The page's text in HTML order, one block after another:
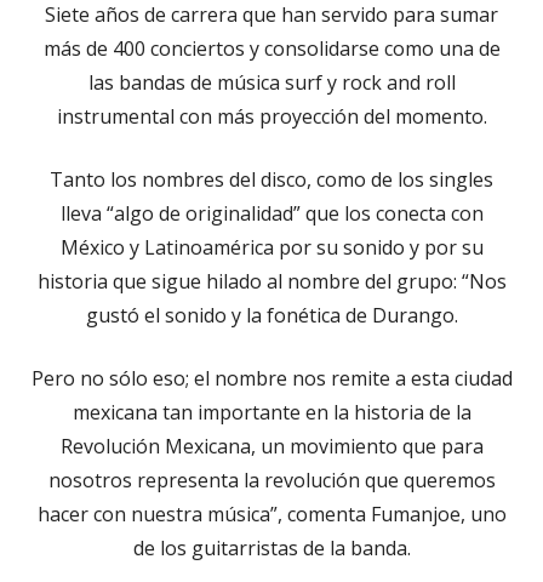
Siete años de carrera que han servido para sumar
más de 400 conciertos y consolidarse como una de
las bandas de música surf y rock and roll
instrumental con más proyección del momento.
Tanto los nombres del disco, como de los singles
lleva “algo de originalidad” que los conecta con
México y Latinoamérica por su sonido y por su
historia que sigue hilado al nombre del grupo: “Nos
gustó el sonido y la fonética de Durango.
Pero no sólo eso; el nombre nos remite a esta ciudad
mexicana tan importante en la historia de la
Revolución Mexicana, un movimiento que para
nosotros representa la revolución que queremos
hacer con nuestra música”, comenta Fumanjoe, uno
de los guitarristas de la banda.